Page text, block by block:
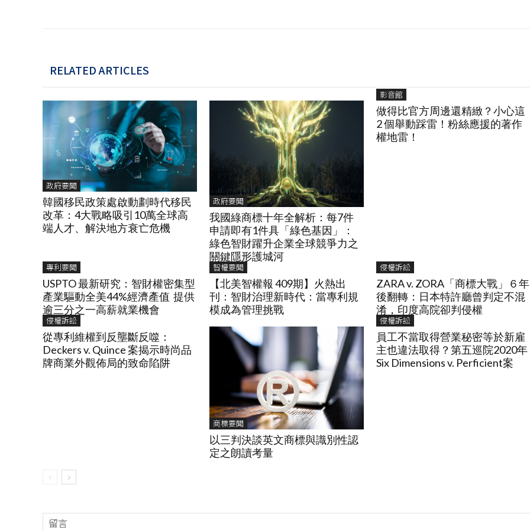
RELATED ARTICLES
政府要聞
韓國移民政策處啟動劃時代移民
改革：4大戰略吸引10萬全球高
端人才、解決地方衰亡危機
政府要聞
我國綠商標十年全解析：每7件
申請即有1件具「綠色基因」：
綠色智財躍升企業全球競爭力之
關鍵隱形護城河
影音館
做得比官方周邊還精緻？小心這
2 個舉動踩雷！粉絲應援的著作
權地雷！
專利要聞
USPTO 最新研究：智財權密集型
產業驅動全美44%經濟產值 提供
逾三分之一高薪就業機會
智權要聞
【北美智權報 409期】火熱出
刊：智財治理新時代：當專利規
模成為管理挑戰
侵權訴訟
ZARA v. ZORA「商標大戰」６年
後翻轉：日本特許廳曾判定不混
淆，印度高院卻判侵權
侵權訴訟
從專利維權到反壟斷反噬：
Deckers v. Quince 案揭示時尚品
牌商業外觀佈局的致命陷阱
商標要聞
以三判決談英文商標與識別性認
定之朗讀考量
侵權訴訟
員工不當取得營業秘密等於新雇
主也違法取得？第五巡院2020年
Six Dimensions v. Perficient案